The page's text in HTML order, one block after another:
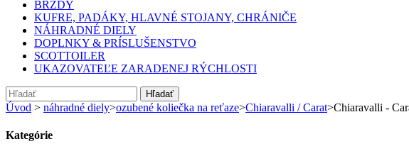
BRZDY
KUFRE, PADÁKY, HLAVNÉ STOJANY, CHRÁNIČE
NÁHRADNÉ DIELY
DOPLNKY & PRÍSLUŠENSTVO
SCOTTOILER
UKAZOVATEĽE ZARADENEJ RÝCHLOSTI
Hľadať
Úvod > náhradné diely>ozubené koliečka na reťaze>Chiaravalli / Carat>Chiaravalli -
Kategórie